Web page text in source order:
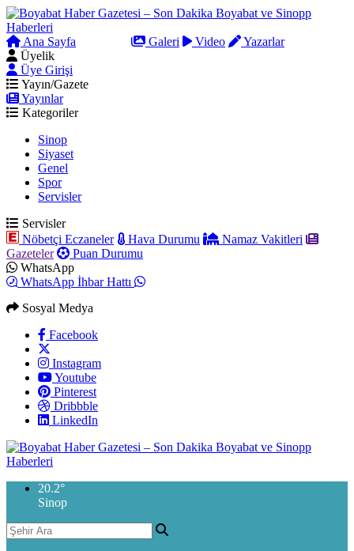
Ana Sayfa Galeri Video
Yazarlar
Üyelik
Üye Girişi
Yayın/Gazete
Yayınlar
Kategoriler
Sinop
Siyaset
Genel
Spor
Servisler
Servisler
Nöbetçi Eczaneler
Hava Durumu
Namaz Vakitleri
Gazeteler
Puan Durumu
WhatsApp
WhatsApp İhbar Hattı
Sosyal Medya
Facebook
Instagram
Youtube
Pinterest
Dribbble
LinkedIn
20.2°
Sinop